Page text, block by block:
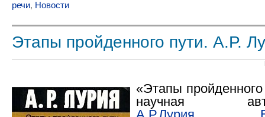
речи, Новости
Этапы пройденного пути. А.Р.
«Этапы
научная